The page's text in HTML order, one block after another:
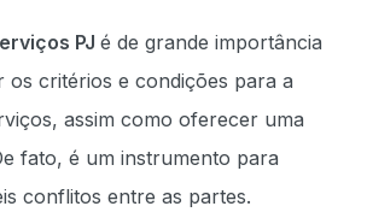
PJ é de grande importância
os critérios e condições para a
assim como oferecer uma
fato, é um instrumento para
conflitos entre as partes.